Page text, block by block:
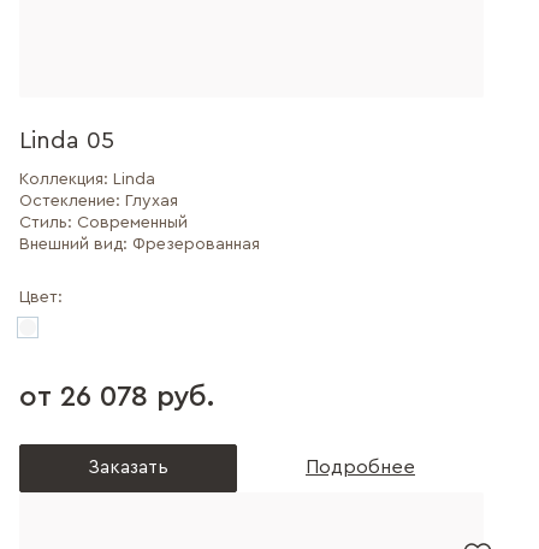
Linda 05
Коллекция: Linda
Остекление: Глухая
Стиль: Современный
Внешний вид: Фрезерованная
Цвет:
от 26 078 руб.
Заказать Подробнее